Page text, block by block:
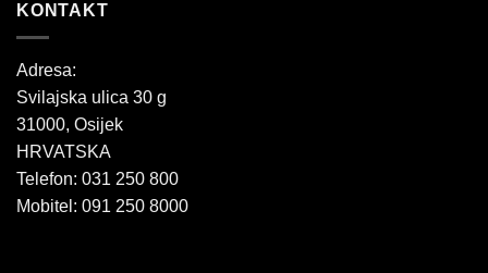
KONTAKT
Adresa:
Svilajska ulica 30 g
31000, Osijek
HRVATSKA
Telefon: 031 250 800
Mobitel: 091 250 8000